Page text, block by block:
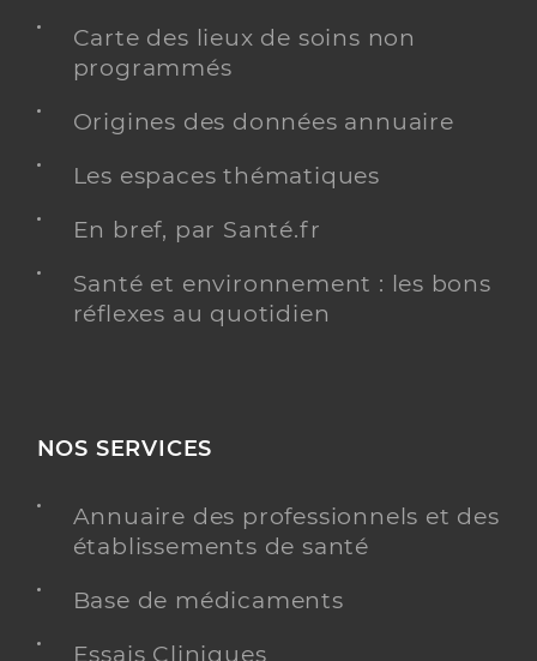
Carte des lieux de soins non
programmés
Origines des données annuaire
Les espaces thématiques
En bref, par Santé.fr
Santé et environnement : les bons
réflexes au quotidien
NOS SERVICES
Annuaire des professionnels et des
établissements de santé
Base de médicaments
Essais Cliniques